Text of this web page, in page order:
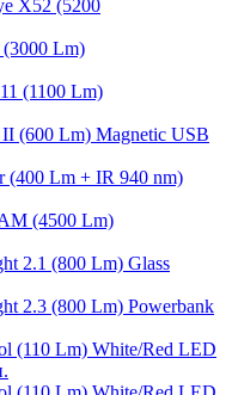
X52 (5200
Lm)
(1100 Lm)
(600 Lm) Magnetic USB
(400 Lm + IR 940 nm)
(4500 Lm)
2.1 (800 Lm) Glass
2.3 (800 Lm) Powerbank
(110 Lm) White/Red LED